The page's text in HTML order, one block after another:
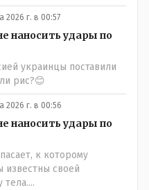
плохие последствия от
от дол.....бов не
предметов, в
Vlad Kostanai: Поэтому
числе своих не
людям благодарен.
на сокращение
соответствующих
благодарности. Мы и
нормальный
2026 г. в 00:57
наносить удары по
украинцы поставили
рис?😊
2026 г. в 00:56
наносить удары по
к которому
известны своей